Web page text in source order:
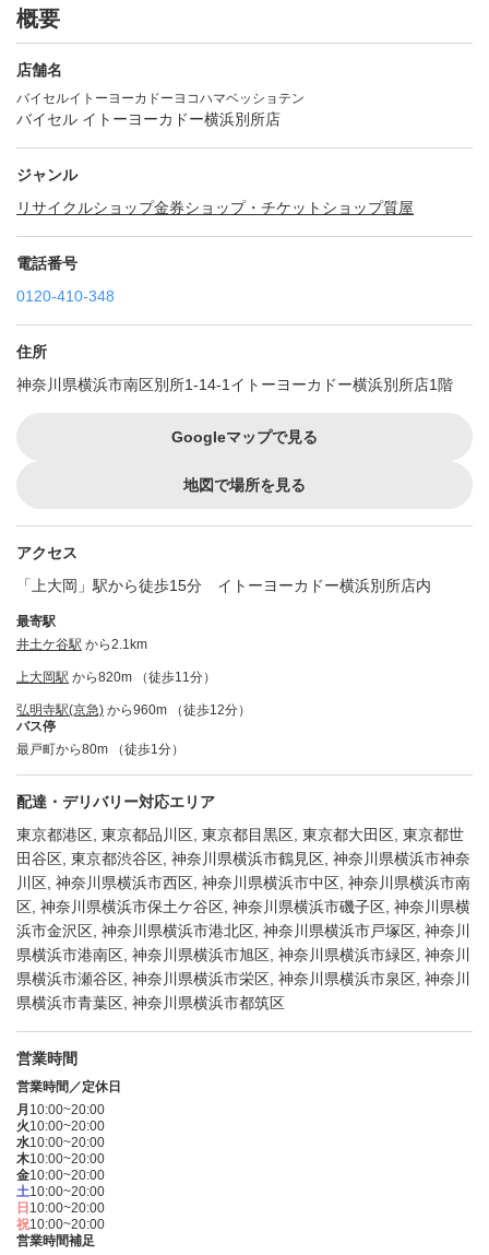
概要
店舗名
バイセルイトーヨーカドーヨコハマベッショテン
バイセル イトーヨーカドー横浜別所店
ジャンル
リサイクルショップ金券ショップ・チケットショップ質屋
電話番号
0120-410-348
住所
神奈川県横浜市南区別所1-14-1イトーヨーカドー横浜別所店1階
Googleマップで見る
地図で場所を見る
アクセス
「上大岡」駅から徒歩15分 イトーヨーカドー横浜別所店内
最寄駅
井土ケ谷駅 から2.1km
上大岡駅 から820m （徒歩11分）
弘明寺駅(京急) から960m （徒歩12分）
バス停
最戸町から80m （徒歩1分）
配達・デリバリー対応エリア
東京都港区, 東京都品川区, 東京都目黒区, 東京都大田区, 東京都世
田谷区, 東京都渋谷区, 神奈川県横浜市鶴見区, 神奈川県横浜市神奈
川区, 神奈川県横浜市西区, 神奈川県横浜市中区, 神奈川県横浜市南
区, 神奈川県横浜市保土ケ谷区, 神奈川県横浜市磯子区, 神奈川県横
浜市金沢区, 神奈川県横浜市港北区, 神奈川県横浜市戸塚区, 神奈川
県横浜市港南区, 神奈川県横浜市旭区, 神奈川県横浜市緑区, 神奈川
県横浜市瀬谷区, 神奈川県横浜市栄区, 神奈川県横浜市泉区, 神奈川
県横浜市青葉区, 神奈川県横浜市都筑区
営業時間
営業時間／定休日
月 10:00~20:00
火10:00~20:00
水10:00~20:00
木10:00~20:00
金10:00~20:00
土10:00~20:00
日 10:00~20:00
祝10:00~20:00
営業時間補足